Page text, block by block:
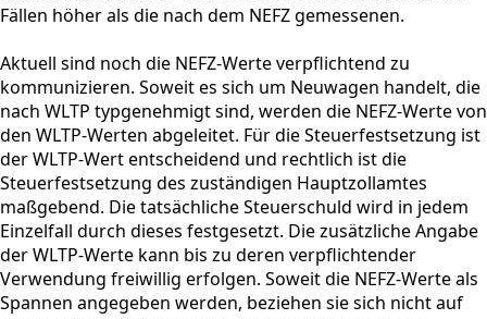
Fällen höher als die nach dem NEFZ gemessenen.
Aktuell sind noch die NEFZ-Werte verpflichtend zu
kommunizieren. Soweit es sich um Neuwagen handelt, die
nach WLTP typgenehmigt sind, werden die NEFZ-Werte von
den WLTP-Werten abgeleitet. Für die Steuerfestsetzung ist
der WLTP-Wert entscheidend und rechtlich ist die
Steuerfestsetzung des zuständigen Hauptzollamtes
maßgebend. Die tatsächliche Steuerschuld wird in jedem
Einzelfall durch dieses festgesetzt. Die zusätzliche Angabe
der WLTP-Werte kann bis zu deren verpflichtender
Verwendung freiwillig erfolgen. Soweit die NEFZ-Werte als
Spannen angegeben werden, beziehen sie sich nicht auf